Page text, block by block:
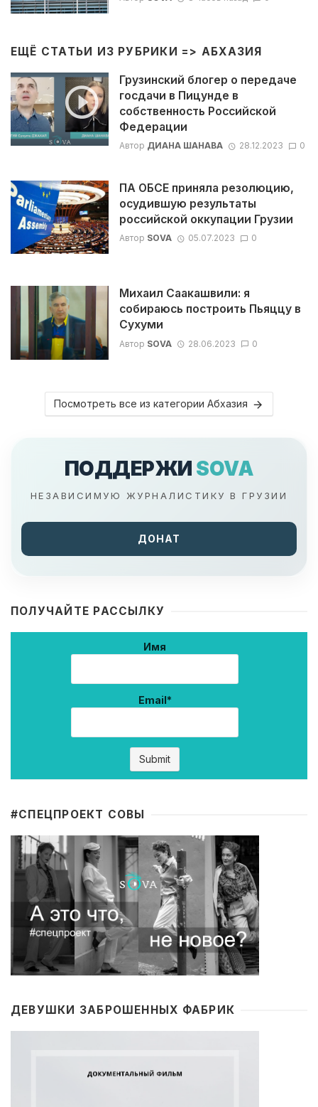
ЕЩЁ СТАТЬИ ИЗ РУБРИКИ => АБХАЗИЯ
Грузинский блогер о передаче
госдачи в Пицунде в
собственность Российской
Федерации
Автор ДИАНА ШАНАВА 28.12.2023 0
ПА ОБСЕ приняла резолюцию,
осудившую результаты
российской оккупации Грузии
Автор SOVA 05.07.2023 0
Михаил Саакашвили: я
собираюсь построить Пьяццу в
Сухуми
Автор SOVA 28.06.2023 0
Посмотреть все из категории Абхазия
ПОДДЕРЖИ SOVA
НЕЗАВИСИМУЮ ЖУРНАЛИСТИКУ В ГРУЗИИ
ДОНАТ
ПОЛУЧАЙТЕ РАССЫЛКУ
Имя
Email*
#CПЕЦПРОЕКТ СОВЫ
ДЕВУШКИ ЗАБРОШЕННЫХ ФАБРИК